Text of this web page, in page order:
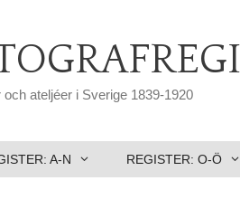
och ateljéer i Sverige 1839-1920
A-N REGISTER: O-Ö